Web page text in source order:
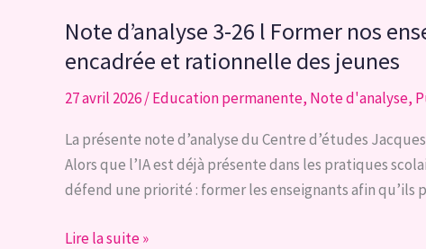
l
Parlons
!
Note d’analyse 3-26 l Former nos
encadrée et rationnelle des jeunes
27 avril 2026/Education permanente, Note d'analyse,
La présente note d’analyse du Centre d’études
Alors que l’IA est déjà présente dans les pratiques
défend une priorité : former les enseignants afin qu’ils
Note
Lire la suite »